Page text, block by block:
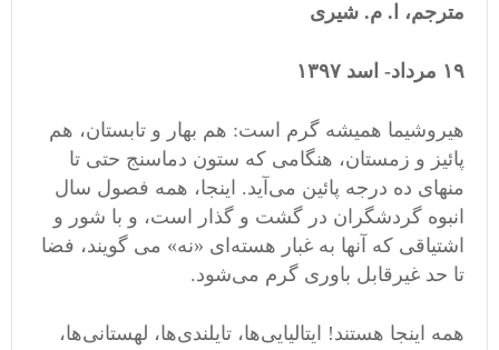
مترجم، ا. م. شیری
١۹ مرداد- اسد ١٣۹۷
هیروشیما همیشه گرم است: هم بهار و تابستان، هم
پائیز و زمستان، هنگامی که ستون دماسنج حتی تا
منهای ده درجه پائین می‌آید. اینجا، همه فصول سال
انبوه گردشگران در گشت و گذار است، و با شور و
اشتیاقی که آنها به غبار هسته‌ای «نه» می گویند، فضا
تا حد غیرقابل باوری گرم می‌شود.
همه اینجا هستند! ایتالیایی‌ها، تایلندی‌ها، لهستانی‌ها،